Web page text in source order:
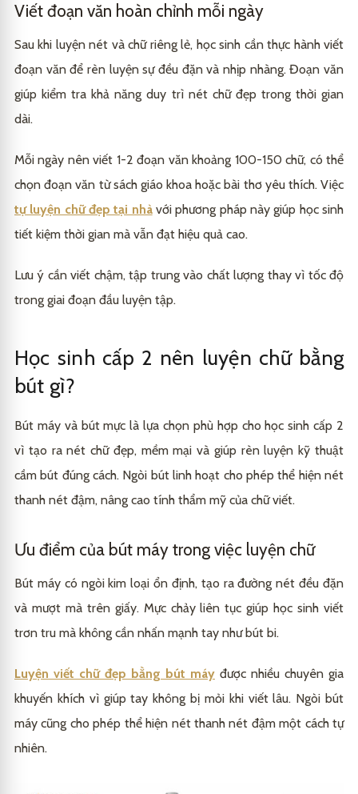
Viết đoạn văn hoàn chỉnh mỗi ngày
Sau khi luyện nét và chữ riêng lẻ, học sinh cần thực hành viết
đoạn văn để rèn luyện sự đều đặn và nhịp nhàng. Đoạn văn
giúp kiểm tra khả năng duy trì nét chữ đẹp trong thời gian
dài.
Mỗi ngày nên viết 1-2 đoạn văn khoảng 100-150 chữ, có thể
chọn đoạn văn từ sách giáo khoa hoặc bài thơ yêu thích. Việc
tự luyện chữ đẹp tại nhàvới phương pháp này giúp học sinh
tiết kiệm thời gian mà vẫn đạt hiệu quả cao.
Lưu ý cần viết chậm, tập trung vào chất lượng thay vì tốc độ
trong giai đoạn đầu luyện tập.
Học sinh cấp 2 nên luyện chữ bằng
bút gì?
Bút máy và bút mực là lựa chọn phù hợp cho học sinh cấp 2
vì tạo ra nét chữ đẹp, mềm mại và giúp rèn luyện kỹ thuật
cầm bút đúng cách. Ngòi bút linh hoạt cho phép thể hiện nét
thanh nét đậm, nâng cao tính thẩm mỹ của chữ viết.
Ưu điểm của bút máy trong việc luyện chữ
Bút máy có ngòi kim loại ổn định, tạo ra đường nét đều đặn
và mượt mà trên giấy. Mực chảy liên tục giúp học sinh viết
trơn tru mà không cần nhấn mạnh tay như bút bi.
Luyện viết chữ đẹp bằng bút máy được nhiều chuyên gia
khuyến khích vì giúp tay không bị mỏi khi viết lâu. Ngòi bút
máy cũng cho phép thể hiện nét thanh nét đậm một cách tự
nhiên.